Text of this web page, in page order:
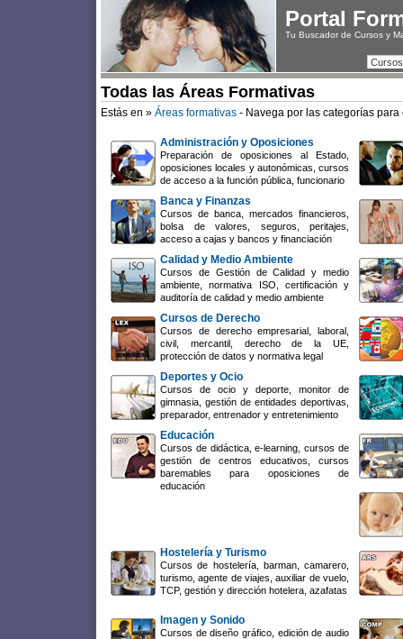
Portal
Tu Buscador de Cursos y
Todas las Áreas Formativas
Estás en » Áreas formativas - Navega por las categorías
Administración y Oposiciones
Preparación de oposiciones al Estado,
oposiciones locales y autonómicas, cursos
de acceso a la función pública, funcionario
Banca y Finanzas
Cursos de banca, mercados financieros,
bolsa de valores, seguros, peritajes,
acceso a cajas y bancos y financiación
Calidad y Medio Ambiente
Cursos de Gestión de Calidad y medio
ambiente, normativa ISO, certificación y
auditoría de calidad y medio ambiente
Cursos de Derecho
Cursos de derecho empresarial, laboral,
civil, mercantil, derecho de la UE,
protección de datos y normativa legal
Deportes y Ocio
Cursos de ocio y deporte, monitor de
gimnasia, gestión de entidades deportivas,
preparador, entrenador y entretenimiento
Educación
Cursos de didáctica, e-learning, cursos de
gestión de centros educativos, cursos
baremables para oposiciones de
educación
Hostelería y Turismo
Cursos de hostelería, barman, camarero,
turismo, agente de viajes, auxiliar de vuelo,
TCP, gestión y dirección hotelera, azafatas
Imagen y Sonido
Cursos de diseño gráfico, edición de audio